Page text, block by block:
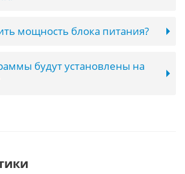
мощность блока питания?
будут установлены на